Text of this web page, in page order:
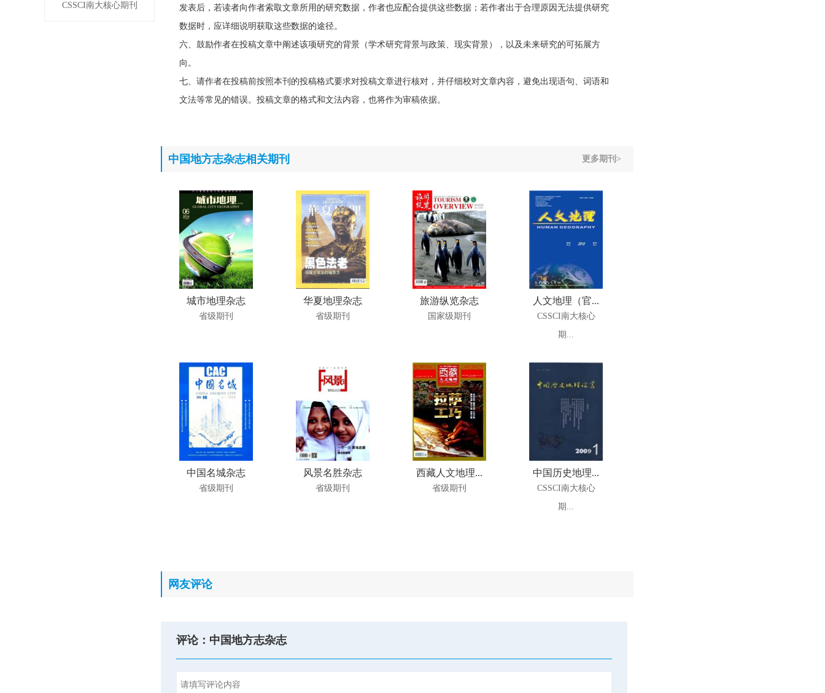
CSSCI南大核心期刊
发表后，若读者向作者索取文章所用的研究数据，作者也应配合提供这些数据；若作者出于合理原因无法提供研究
数据时，应详细说明获取这些数据的途径。
六、鼓励作者在投稿文章中阐述该项研究的背景（学术研究背景与政策、现实背景），以及未来研究的可拓展方
向。
七、请作者在投稿前按照本刊的投稿格式要求对投稿文章进行核对，并仔细校对文章内容，避免出现语句、词语和
文法等常见的错误。投稿文章的格式和文法内容，也将作为审稿依据。
中国地方志杂志相关期刊 更多期刊>
城市地理杂志
省级期刊
华夏地理杂志
省级期刊
旅游纵览杂志
国家级期刊
人文地理（官...
CSSCI南大核心
期...
中国名城杂志
省级期刊
风景名胜杂志
省级期刊
西藏人文地理...
省级期刊
中国历史地理...
CSSCI南大核心
期...
网友评论
评论：中国地方志杂志